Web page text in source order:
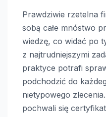
Prawdziwie rzetelna
sobą całe mnóstwo
wiedzę, co widać po
z najtrudniejszymi
praktyce potrafi
podchodzić do
nietypowego
pochwali się